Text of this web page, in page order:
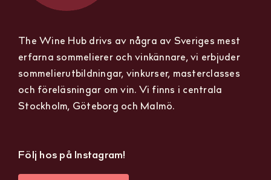
The Wine Hub drivs av några av Sveriges mest
erfarna sommelierer och vinkännare, vi erbjuder
sommelierutbildningar, vinkurser, masterclasses
och föreläsningar om vin. Vi finns i centrala
Stockholm, Göteborg och Malmö.
Följ hos på Instagram!